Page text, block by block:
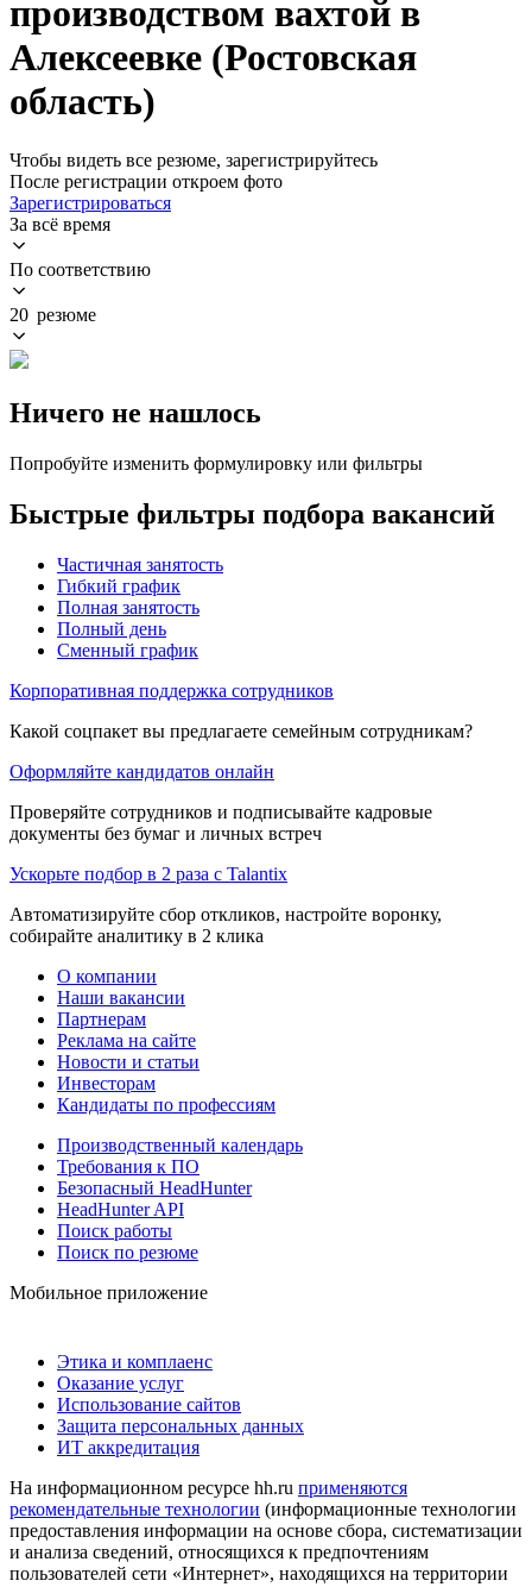
производством вахтой в
Алексеевке (Ростовская
область)
Чтобы видеть все резюме, зарегистрируйтесь
После регистрации откроем фото
Зарегистрироваться
За всё время
По соответствию
20 резюме
Ничего не нашлось
Попробуйте изменить формулировку или фильтры
Быстрые фильтры подбора вакансий
Частичная занятость
Гибкий график
Полная занятость
Полный день
Сменный график
Корпоративная поддержка сотрудников
Какой соцпакет вы предлагаете семейным сотрудникам?
Оформляйте кандидатов онлайн
Проверяйте сотрудников и подписывайте кадровые
документы без бумаг и личных встреч
Ускорьте подбор в 2 раза с Talantix
Автоматизируйте сбор откликов, настройте воронку,
собирайте аналитику в 2 клика
О компании
Наши вакансии
Партнерам
Реклама на сайте
Новости и статьи
Инвесторам
Кандидаты по профессиям
Производственный календарь
Требования к ПО
Безопасный HeadHunter
HeadHunter API
Поиск работы
Поиск по резюме
Мобильное приложение
Этика и комплаенс
Оказание услуг
Использование сайтов
Защита персональных данных
ИТ аккредитация
На информационном ресурсе hh.ru применяются
рекомендательные технологии (информационные технологии
предоставления информации на основе сбора, систематизации
и анализа сведений, относящихся к предпочтениям
пользователей сети «Интернет», находящихся на территории